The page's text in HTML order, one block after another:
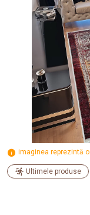
imaginea reprezintă
Ultimele produse